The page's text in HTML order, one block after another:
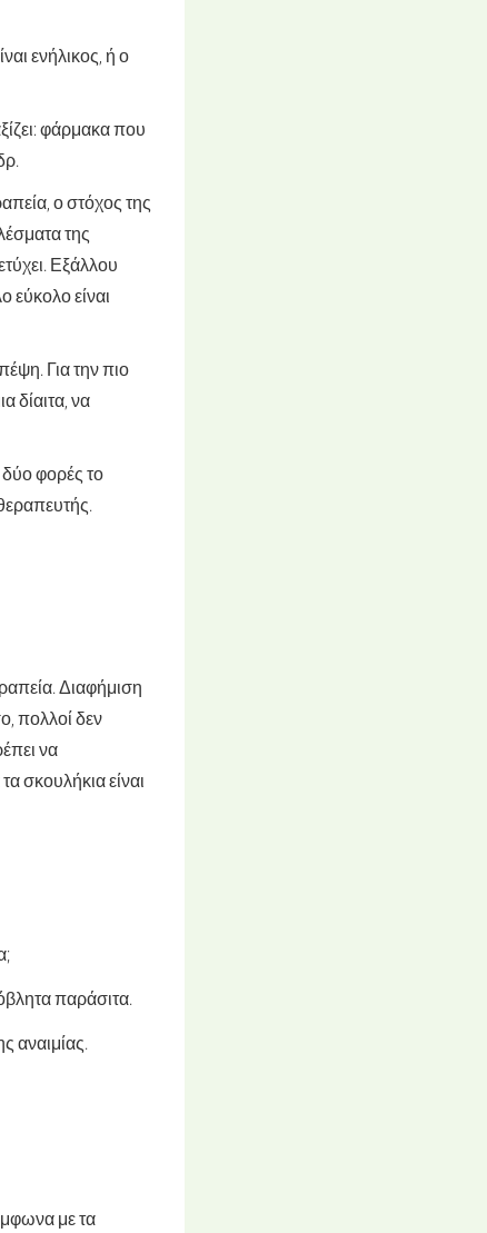
ενήλικος, ή ο
φάρμακα που
ο στόχος της
της
Εξάλλου
εύκολο είναι
Για την πιο
δίαιτα, να
δύο φορές το
Διαφήμιση
πολλοί δεν
να
σκουλήκια είναι
παράσιτα.
αναιμίας.
με τα